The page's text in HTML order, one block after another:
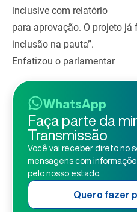
inclusive com relatório
para aprovação. O projeto já
inclusão na pauta”.
Enfatizou o parlamentar
WhatsApp
Faça parte da
Transmissão
Você vai receber direto no
mensagens com
pelo nosso estado.
Quero fazer